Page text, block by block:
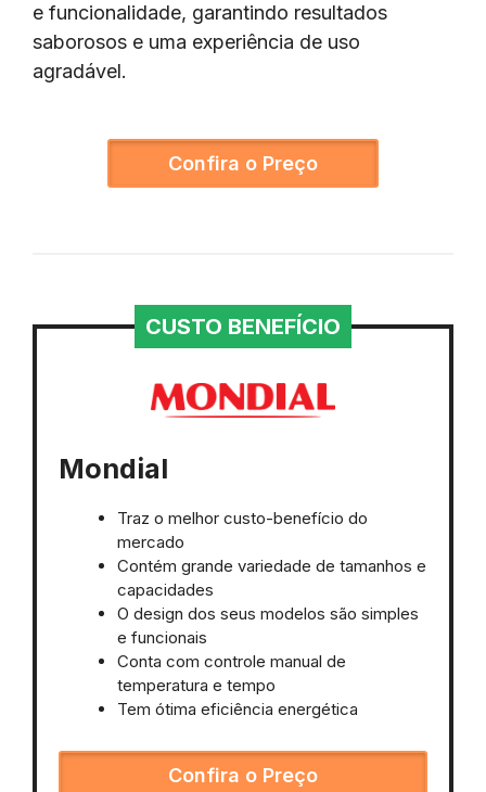
e funcionalidade, garantindo resultados
saborosos e uma experiência de uso
agradável.
Confira o Preço
CUSTO BENEFÍCIO
Mondial
Traz o melhor custo-benefício do
mercado
Contém grande variedade de tamanhos e
capacidades
O design dos seus modelos são simples
e funcionais
Conta com controle manual de
temperatura e tempo
Tem ótima eficiência energética
Confira o Preço